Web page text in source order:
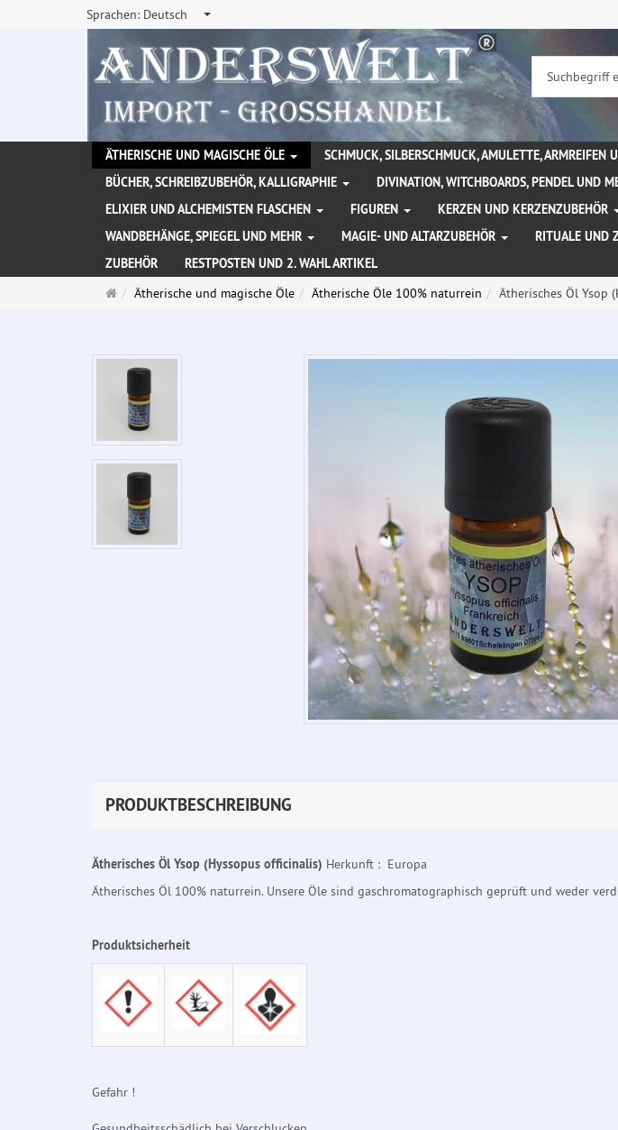
Sprachen: Deutsch
ÄTHERISCHE UND MAGISCHE ÖLE SCHMUCK, SILBERSCHMUCK, AMULETTE, ARMREIFEN
BÜCHER, SCHREIBZUBEHÖR, KALLIGRAPHIE
DIVINATION, WITCHBOARDS, PENDEL UND
ELIXIER UND ALCHEMISTEN FLASCHEN
FIGUREN KERZEN UND KERZENZUBEHÖR
WANDBEHÄNGE, SPIEGEL UND MEHR
MAGIE- UND ALTARZUBEHÖR RITUALE UND
ZUBEHÖR
RESTPOSTEN UND 2. WAHL ARTIKEL
Startseite
Ätherische und magische Öle Ätherische Öle 100% naturrein Ätherisches Öl Ysop
PRODUKTBESCHREIBUNG
Ätherisches Öl Ysop (Hyssopus officinalis) Herkunft : Europa
Ätherisches Öl 100% naturrein. Unsere Öle sind gaschromatographisch geprüft und weder
Produktsicherheit
Gefahr !